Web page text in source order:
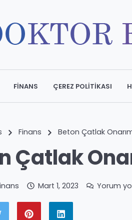
FINANS ÇEREZ POLITIKASI
Finans Beton Çatlak
Çatlak
Mart 1, 2023 Yorum